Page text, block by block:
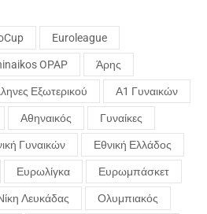
Euroleague
OPAP Άρης
Εξωτερικού Α1 Γυναικών
Αθηναικός Γυναίκες
Γυναικών Εθνική Ελλάδος
Ευρωλίγκα Ευρωμπάσκετ
Λευκάδας Ολυμπιακός